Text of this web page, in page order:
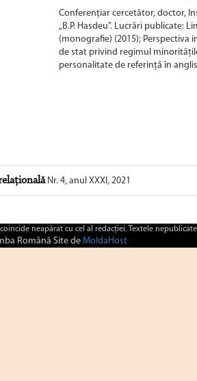
Conferențiar cercetător, doctor,
„B.P. Hasdeu”. Lucrări publicate:
(monografie) (2015); Perspectiva
de stat privind regimul
personalitate de referință în
Nr. 4, anul XXXI, 2021
neapărat cu cel al redacţiei. Textele
Română Site deMoldaHost